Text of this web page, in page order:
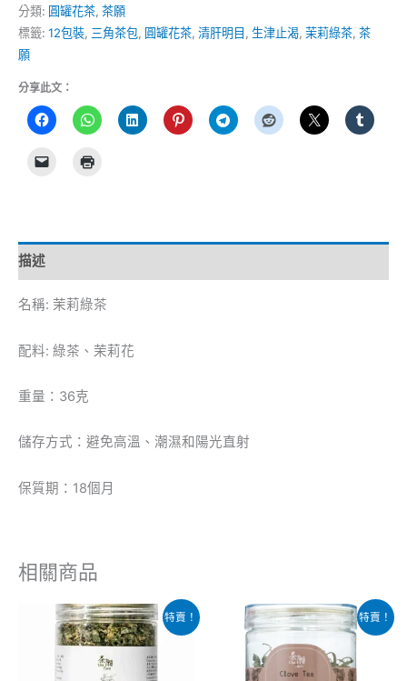
分類: 圓罐花茶, 茶願
標籤: 12包裝, 三角茶包, 圓罐花茶, 清肝明目 , 生津止渴, 茉莉綠茶, 茶
願
分享此文：
描述
名稱: 茉莉綠茶
配料: 綠茶、茉莉花
重量：36克
儲存方式：避免高溫、潮濕和陽光直射
保質期：18個月
相關商品
特賣！
原
始
價
格：
$65.00。
目
前
價
$38.00。
特賣！
原
始
價
格：
$45.00。
目
前
價
格：
$38.00。